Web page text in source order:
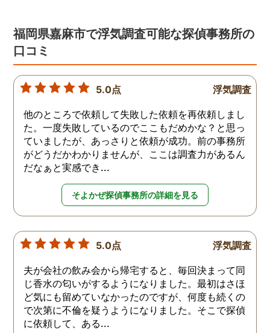
福岡県嘉麻市で浮気調査可能な探偵事務所の
口コミ
5.0点 浮気調査
他のところで依頼して失敗した依頼を再依頼しまし
た。一度失敗しているのでここもだめかな？と思っ
ていましたが、あっさりと依頼が成功。前の事務所
がどうだかわかりませんが、ここは調査力があるん
だなぁと実感でき...
そよかぜ探偵事務所の詳細を見る
5.0点 浮気調査
夫が会社の飲み会から帰宅すると、毎回決まって同
じ香水の匂いがするようになりました。最初はさほ
ど気にも留めていなかったのですが、何度も続くの
で次第に不倫を疑うようになりました。そこで探偵
に依頼して、ある...